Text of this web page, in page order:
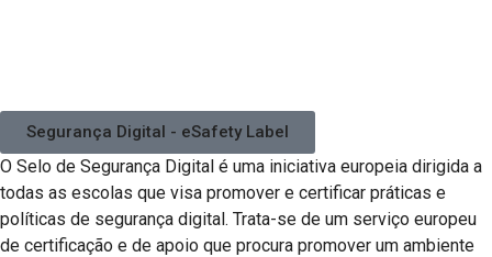
Segurança Digital - eSafety Label
O Selo de Segurança Digital é uma iniciativa europeia dirigida a
todas as escolas que visa promover e certificar práticas e
políticas de segurança digital. Trata-se de um serviço europeu
de certificação e de apoio que procura promover um ambiente